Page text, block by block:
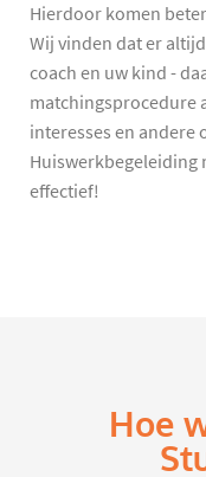
Hierdoor komen
Wij vinden dat er
coach en uw kind -
matchingsprocedure
interesses en andere
Huiswerkbegeleiding
effectief!
Hoe